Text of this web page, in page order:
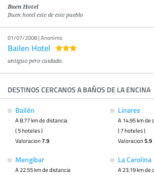
Buen Hotel
Buen hotel este de este pueblo
01/07/2008 | Anonimo
Bailen Hotel
antiguo pero cuidado.
DESTINOS CERCANOS A BAÑOS DE LA ENCINA
Bailén
A 8.77 km de distancia
( 5 hoteles )
Valoracion7.9
Linares
A 14.95 km de
( 7 hoteles )
Valoracion5.9
Mengibar
A 22.55 km de distancia
La Carolina
A 23.19 km de